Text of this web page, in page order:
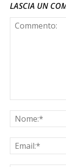
LASCIA UN